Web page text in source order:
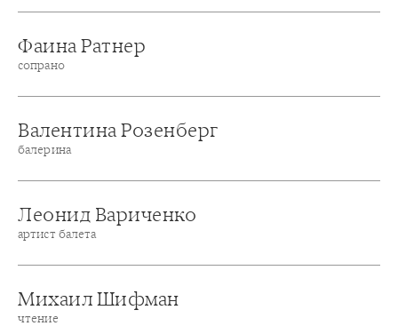
Фаина Ратнер
сопрано
Валентина Розенберг
балерина
Леонид Вариченко
артист балета
Михаил Шифман
чтение